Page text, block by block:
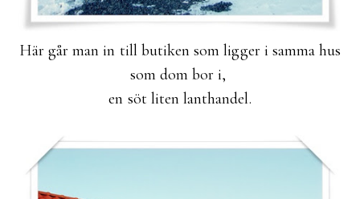
Här går man in till butiken som ligger i samma hus
som dom bor i,
en söt liten lanthandel.